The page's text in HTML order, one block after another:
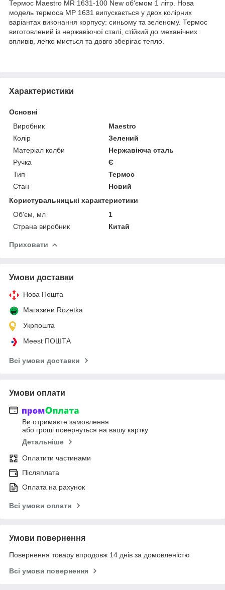
Термос Maestro MR 1631-100 New об'ємом 1 літр. Нова
модель термоса МР 1631 випускається у двох колірних
варіантах виконання корпусу: синьому та зеленому. Термос
виготовлений із нержавіючої сталі, стійкий до механічних
впливів, легко миється та довго зберігає тепло.
Характеристики
Основні
Виробник
Maestro
Колір
Зелений
Матеріал колби
Нержавіюча сталь
Ручка
Є
Тип
Термос
Стан
Новий
Користувальницькі характеристики
Об'єм, мл
1
Страна виробник
Китай
Приховати
Умови доставки
Нова Пошта
Магазини Rozetka
Укрпошта
Meest ПОШТА
Всі умови доставки
Умови оплати
Ви отримаєте замовлення
або гроші повернуться на вашу картку
Детальніше
Оплатити частинами
Післяплата
Оплата на рахунок
Всі умови оплати
Умови повернення
Повернення товару впродовж 14 днів за домовленістю
Всі умови повернення